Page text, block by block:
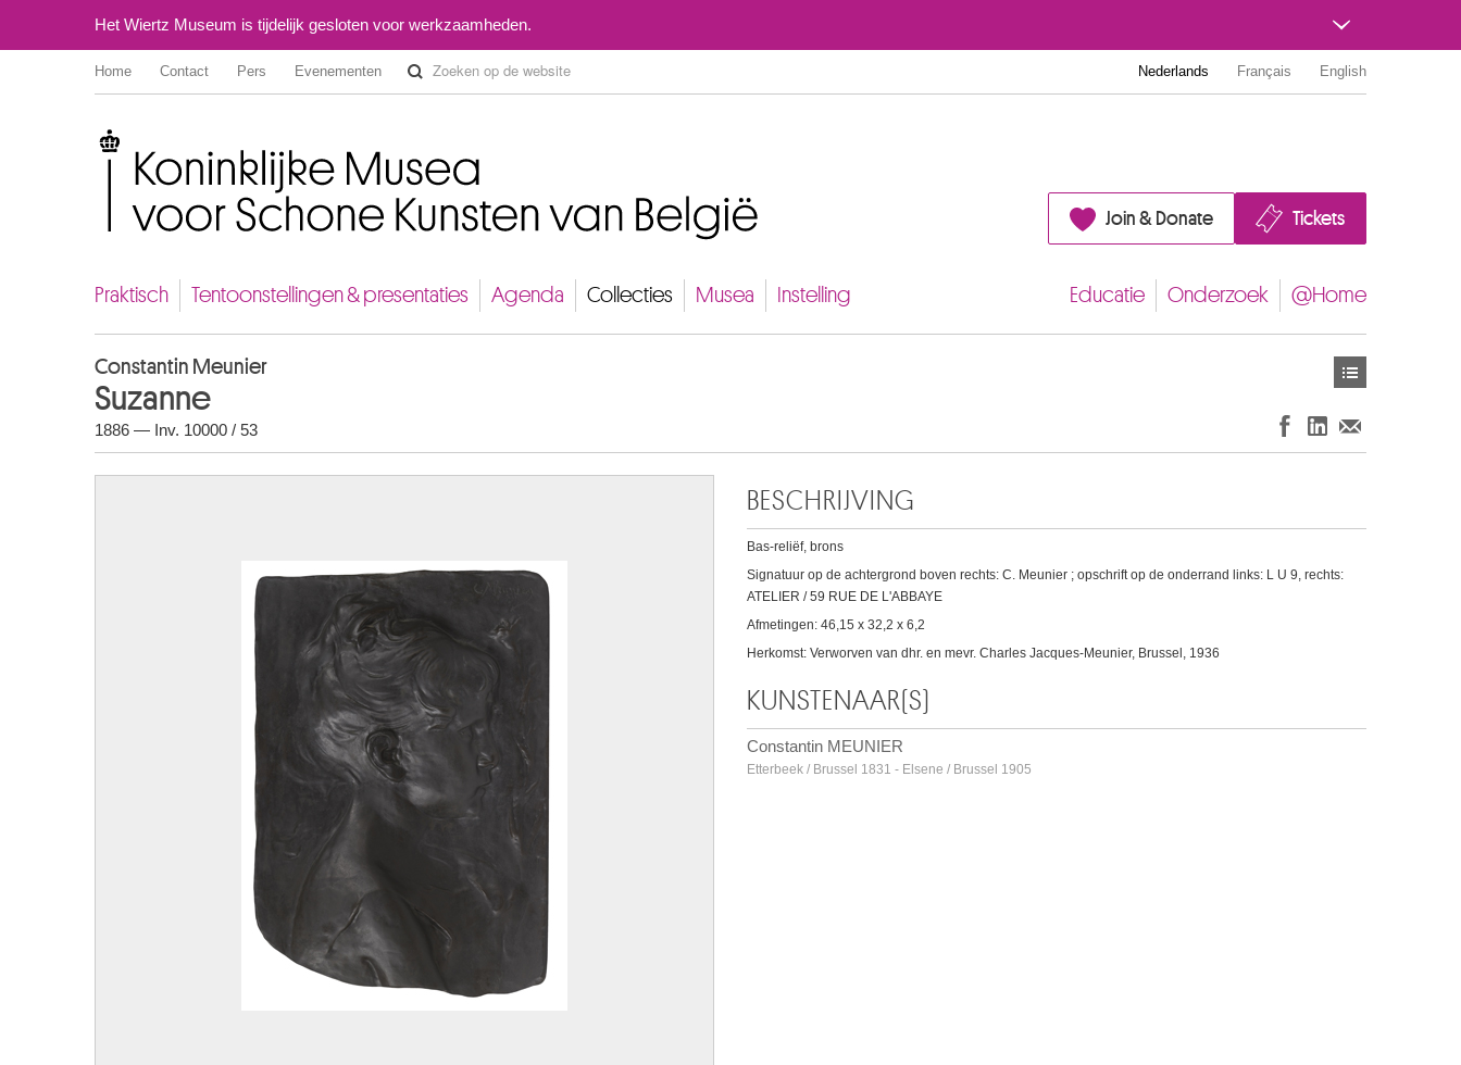
Het Wiertz Museum is tijdelijk gesloten voor werkzaamheden.
Home Contact Pers Evenementen Nederlands Français English
Join & Donate Tickets
Praktisch Tentoonstellingen & presentaties Agenda Collecties Musea Instelling Educatie Onderzoek @Home
Constantin Meunier
Suzanne
1886 — Inv. 10000 / 53
BESCHRIJVING
Bas-reliëf, brons
Signatuur op de achtergrond boven rechts: C. Meunier ; opschrift op de onderrand links: L U 9, rechts:
ATELIER / 59 RUE DE L'ABBAYE
Afmetingen: 46,15 x 32,2 x 6,2
Herkomst: Verworven van dhr. en mevr. Charles Jacques-Meunier, Brussel, 1936
KUNSTENAAR(S)
Constantin MEUNIER
Etterbeek / Brussel 1831 - Elsene / Brussel 1905